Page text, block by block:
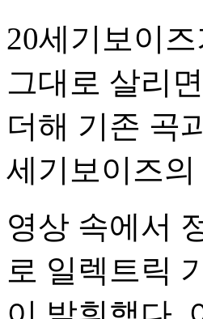
20세기보이
그대로 살리
더해 기존 곡
세기보이즈
영상 속에서
로 일렉트릭